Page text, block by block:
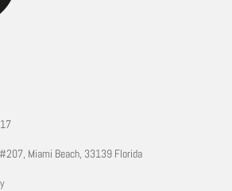
Miami Beach, 33139 Florida